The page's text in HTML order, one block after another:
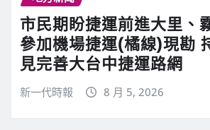
市民期盼捷運前進大里、
參加機場捷運(橘線)現勘
見完善大台中捷運路網
新一代時報 8 月 5, 2026